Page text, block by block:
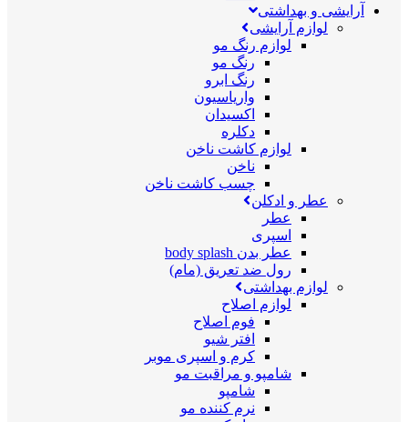
آرایشی و بهداشتی
لوازم آرایشی
لوازم رنگ مو
رنگ مو
رنگ ابرو
واریاسیون
اکسیدان
دکلره
لوازم کاشت ناخن
ناخن
چسب کاشت ناخن
عطر و ادکلن
عطر
اسپری
عطر بدن body splash
رول ضد تعریق (مام)
لوازم بهداشتی
لوازم اصلاح
فوم اصلاح
افتر شیو
کرم و اسپری موبر
شامپو و مراقبت مو
شامپو
نرم کننده مو